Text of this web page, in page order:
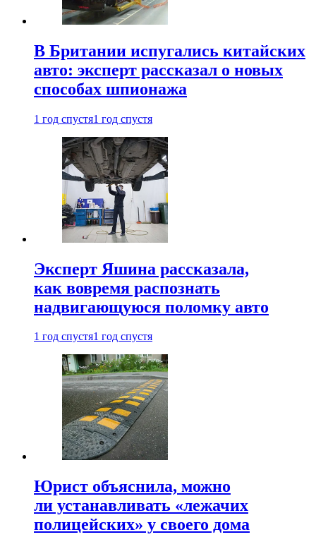
В Британии испугались китайских
авто: эксперт рассказал о новых
способах шпионажа
1 год спустя1 год спустя
Эксперт Яшина рассказала,
как вовремя распознать
надвигающуюся поломку авто
1 год спустя1 год спустя
Юрист объяснила, можно
ли устанавливать «лежачих
полицейских» у своего дома